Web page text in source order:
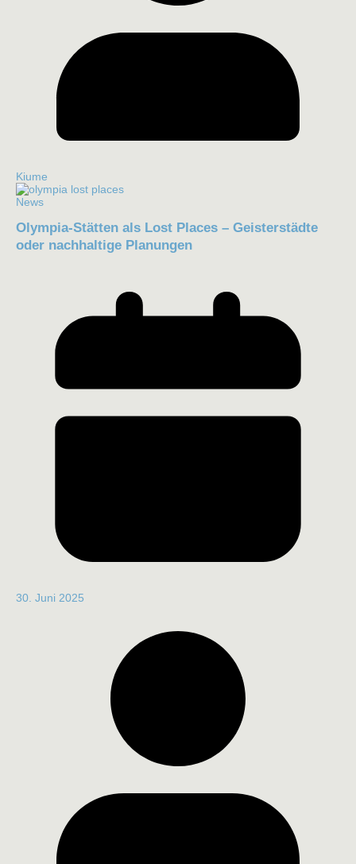
Kiume
News
Olympia-Stätten als Lost Places – Geisterstädte
oder nachhaltige Planungen
30. Juni 2025